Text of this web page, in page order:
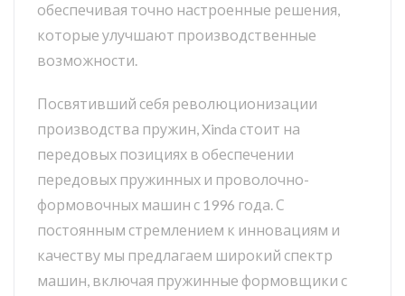
обеспечивая точно настроенные решения,
которые улучшают производственные
возможности.
Посвятивший себя революционизации
производства пружин, Xinda стоит на
передовых позициях в обеспечении
передовых пружинных и проволочно-
формовочных машин с 1996 года. С
постоянным стремлением к инновациям и
качеству мы предлагаем широкий спектр
машин, включая пружинные формовщики с